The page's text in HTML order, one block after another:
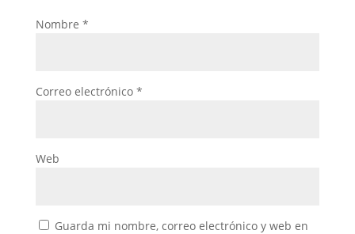
Nombre *
Correo electrónico *
Web
Guarda mi nombre, correo electrónico y web en